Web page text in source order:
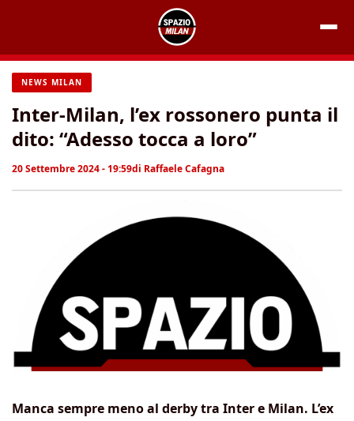
contenuto
NEWS MILAN
Inter-Milan, l’ex rossonero punta il
dito: “Adesso tocca a loro”
20 Settembre 2024 - 19:59di Raffaele Cafagna
Manca sempre meno al derby tra Inter e Milan. L’ex